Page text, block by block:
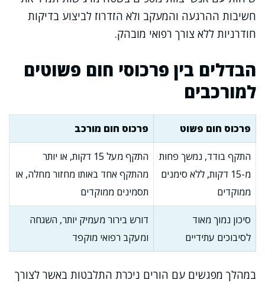
חשיבות ההרגעה והמעקב ולא הזדרוז לביצוע בדיקות
חודרניות ללא צורך רפואי מובהק.
הבדלים בין פרכוסי חום פשוטים
למורכבים
פרכוס חום פשוט פרכוס חום מורכב
התקף בודד, נמשך פחות
מ-15 דקות, ללא סימנים
ממוקדים
התקף מעל 15 דקות, או יותר
מהתקף אחד באותו מחזור מחלה, או
תסמינים ממוקדים
סיכון נמוך מאוד
לסיבוכים עתידיים
דורש בירור מעמיק יותר, השגחה
ומעקב רפואי מוקפד
במהלך מפגשים עם הורים ניכרת התלבטות באשר לצורך